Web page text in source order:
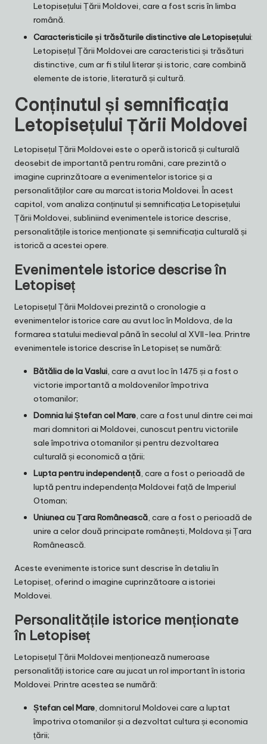
Letopisețului Țării Moldovei, care a fost scris în limba
română.
Caracteristicile și trăsăturile distinctive ale Letopisețului:
Letopisețul Țării Moldovei are caracteristici și trăsături
distinctive, cum ar fi stilul literar și istoric, care combină
elemente de istorie, literatură și cultură.
Conținutul și semnificația
Letopisețului Țării Moldovei
Letopisețul Țării Moldovei este o operă istorică și culturală
deosebit de importantă pentru români, care prezintă o
imagine cuprinzătoare a evenimentelor istorice și a
personalităților care au marcat istoria Moldovei. În acest
capitol, vom analiza conținutul și semnificația Letopisețului
Țării Moldovei, subliniind evenimentele istorice descrise,
personalitățile istorice menționate și semnificația culturală și
istorică a acestei opere.
Evenimentele istorice descrise în
Letopiseț
Letopisețul Țării Moldovei prezintă o cronologie a
evenimentelor istorice care au avut loc în Moldova, de la
formarea statului medieval până în secolul al XVII-lea. Printre
evenimentele istorice descrise în Letopiseț se numără:
Bătălia de la Vaslui , care a avut loc în 1475 și a fost o
victorie importantă a moldovenilor împotriva
otomanilor;
Domnia lui Ștefan cel Mare, care a fost unul dintre cei mai
mari domnitori ai Moldovei, cunoscut pentru victoriile
sale împotriva otomanilor și pentru dezvoltarea
culturală și economică a țării;
Lupta pentru independență, care a fost o perioadă de
luptă pentru independența Moldovei față de Imperiul
Otoman;
Uniunea cu Țara Românească, care a fost o perioadă de
unire a celor două principate românești, Moldova și Țara
Românească.
Aceste evenimente istorice sunt descrise în detaliu în
Letopiseț, oferind o imagine cuprinzătoare a istoriei
Moldovei.
Personalitățile istorice menționate
în Letopiseț
Letopisețul Țării Moldovei menționează numeroase
personalități istorice care au jucat un rol important în istoria
Moldovei. Printre acestea se numără:
Ștefan cel Mare, domnitorul Moldovei care a luptat
împotriva otomanilor și a dezvoltat cultura și economia
țării;